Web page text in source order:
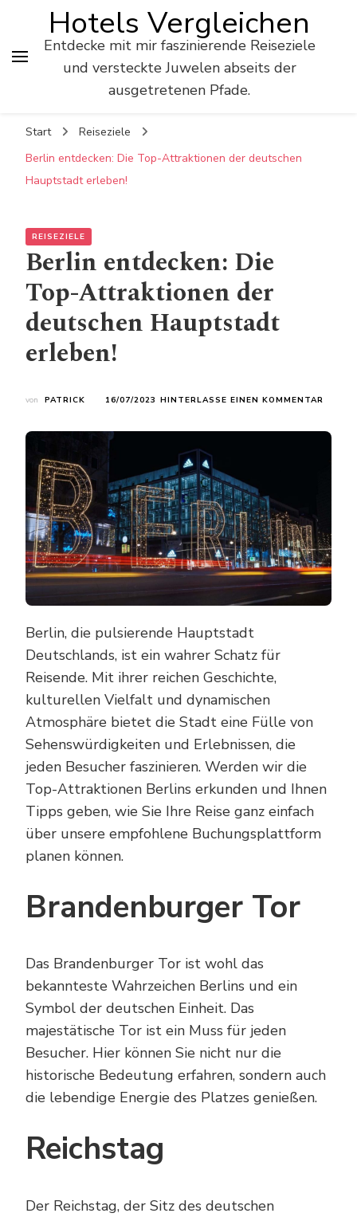
Hotels Vergleichen
Entdecke mit mir faszinierende Reiseziele
und versteckte Juwelen abseits der
ausgetretenen Pfade.
Start
Reiseziele
Berlin entdecken: Die Top-Attraktionen der deutschen
Hauptstadt erleben!
REISEZIELE
Berlin entdecken: Die
Top-Attraktionen der
deutschen Hauptstadt
erleben!
von PATRICK 16/07/2023 HINTERLASSE EINEN KOMMENTAR
Berlin, die pulsierende Hauptstadt
Deutschlands, ist ein wahrer Schatz für
Reisende. Mit ihrer reichen Geschichte,
kulturellen Vielfalt und dynamischen
Atmosphäre bietet die Stadt eine Fülle von
Sehenswürdigkeiten und Erlebnissen, die
jeden Besucher faszinieren. Werden wir die
Top-Attraktionen Berlins erkunden und Ihnen
Tipps geben, wie Sie Ihre Reise ganz einfach
über unsere empfohlene Buchungsplattform
planen können.
Brandenburger Tor
Das Brandenburger Tor ist wohl das
bekannteste Wahrzeichen Berlins und ein
Symbol der deutschen Einheit. Das
majestätische Tor ist ein Muss für jeden
Besucher. Hier können Sie nicht nur die
historische Bedeutung erfahren, sondern auch
die lebendige Energie des Platzes genießen.
Reichstag
Der Reichstag, der Sitz des deutschen